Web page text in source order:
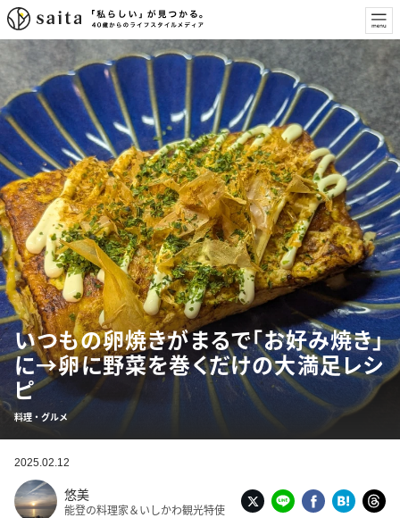
いつもの卵焼きがまるで「お好み焼き」
に→卵に野菜を巻くだけの大満足レシ
ピ
料理・グルメ
2025.02.12
悠美
能登の料理家＆いしかわ観光特使